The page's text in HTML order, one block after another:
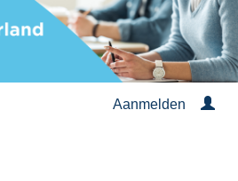
Aanmelden